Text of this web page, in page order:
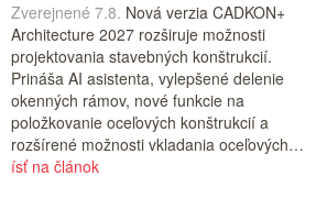
Zverejnené 7.8. Nová verzia CADKON+
Architecture 2027 rozširuje možnosti
projektovania stavebných konštrukcií.
Prináša AI asistenta, vylepšené delenie
okenných rámov, nové funkcie na
položkovanie oceľových konštrukcií a
rozšírené možnosti vkladania oceľových…
ísť na článok